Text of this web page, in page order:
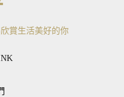
賞生活美好的你